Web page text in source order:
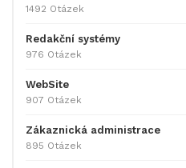
1492 Otázek
Redakční systémy
976 Otázek
WebSite
907 Otázek
Zákaznická administrace
895 Otázek